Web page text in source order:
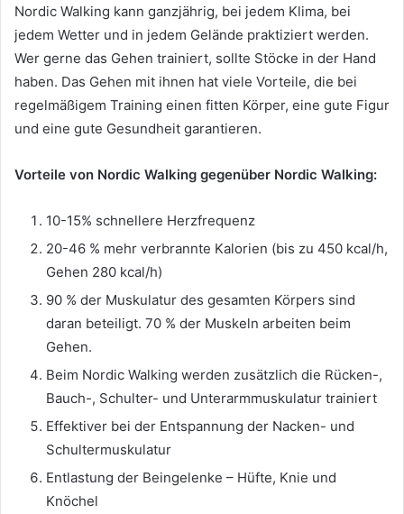
Nordic Walking kann ganzjährig, bei jedem Klima, bei
jedem Wetter und in jedem Gelände praktiziert werden.
Wer gerne das Gehen trainiert, sollte Stöcke in der Hand
haben. Das Gehen mit ihnen hat viele Vorteile, die bei
regelmäßigem Training einen fitten Körper, eine gute Figur
und eine gute Gesundheit garantieren.
Vorteile von Nordic Walking gegenüber Nordic Walking:
10-15% schnellere Herzfrequenz
20-46 % mehr verbrannte Kalorien (bis zu 450 kcal/h,
Gehen 280 kcal/h)
90 % der Muskulatur des gesamten Körpers sind
daran beteiligt. 70 % der Muskeln arbeiten beim
Gehen.
Beim Nordic Walking werden zusätzlich die Rücken-,
Bauch-, Schulter- und Unterarmmuskulatur trainiert
Effektiver bei der Entspannung der Nacken- und
Schultermuskulatur
Entlastung der Beingelenke – Hüfte, Knie und
Knöchel